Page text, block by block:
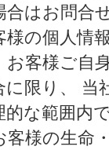
合はお問合
様の個人情
お客様ご自
に限り、 当
的な範囲内
客様の生命